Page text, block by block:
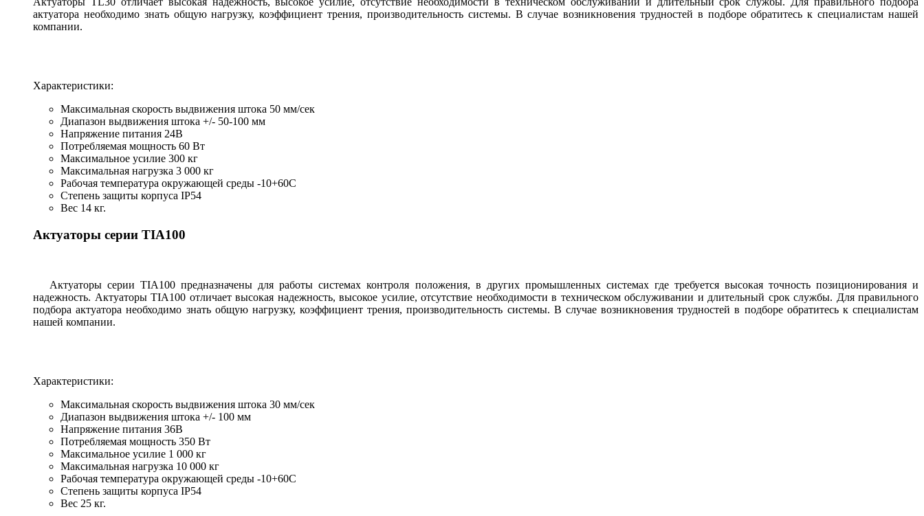
актуатора необходимо знать общую нагрузку, коэффициент трения, производительность системы. В случае возникновения трудностей в подборе обратитесь к специалистам нашей
компании.
Характеристики:
Максимальная скорость выдвижения штока 50 мм/сек
Диапазон выдвижения штока +/- 50-100 мм
Напряжение питания 24В
Потребляемая мощность 60 Вт
Максимальное усилие 300 кг
Максимальная нагрузка 3 000 кг
Рабочая температура окружающей среды -10+60С
Степень защиты корпуса IP54
Вес 14 кг.
Актуаторы серии TIA100
Актуаторы серии TIA100 предназначены для работы системах контроля положения, в других промышленных системах где требуется высокая точность позиционирования и
надежность. Актуаторы TIA100 отличает высокая надежность, высокое усилие, отсутствие необходимости в техническом обслуживании и длительный срок службы. Для правильного
подбора актуатора необходимо знать общую нагрузку, коэффициент трения, производительность системы. В случае возникновения трудностей в подборе обратитесь к специалистам
нашей компании.
Характеристики:
Максимальная скорость выдвижения штока 30 мм/сек
Диапазон выдвижения штока +/- 100 мм
Напряжение питания 36В
Потребляемая мощность 350 Вт
Максимальное усилие 1 000 кг
Максимальная нагрузка 10 000 кг
Рабочая температура окружающей среды -10+60С
Степень защиты корпуса IP54
Вес 25 кг.